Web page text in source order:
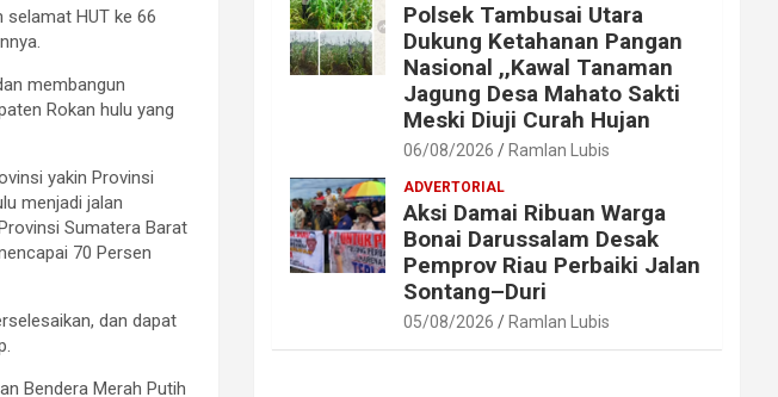
selamat HUT ke 66
membangun
Rokan hulu yang
yakin Provinsi
menjadi jalan
Sumatera Barat
70 Persen
dan dapat
Bendera Merah Putih
Polsek Tambusai Utara
Dukung Ketahanan Pangan
Nasional ,,Kawal Tanaman
Jagung Desa Mahato Sakti
Meski Diuji Curah Hujan
06/08/2026 Ramlan Lubis
ADVERTORIAL
Aksi Damai Ribuan Warga
Bonai Darussalam Desak
Pemprov Riau Perbaiki Jalan
Sontang–Duri
05/08/2026 Ramlan Lubis